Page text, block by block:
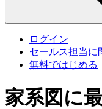
ログイン
セールス担当に
無料ではじめる
家系図に